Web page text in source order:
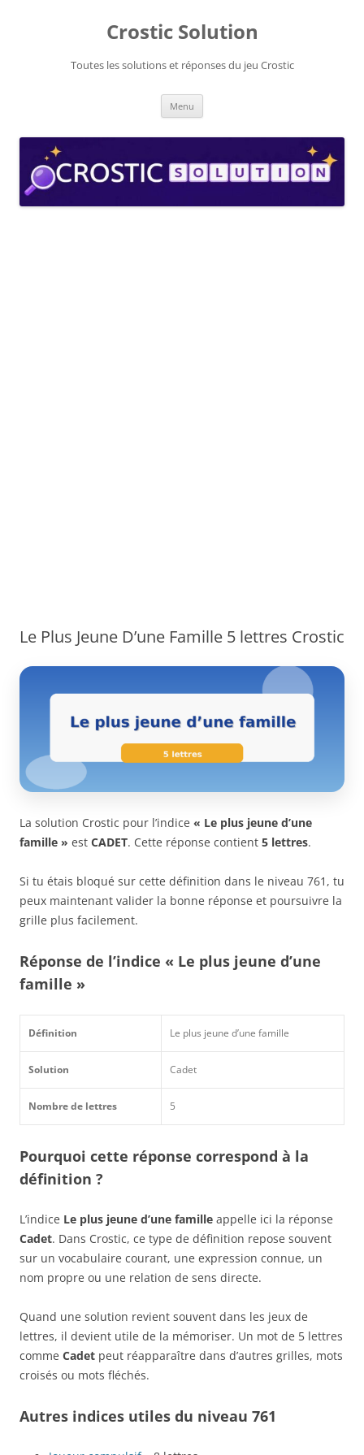
Crostic Solution
Toutes les solutions et réponses du jeu Crostic
Menu
Le Plus Jeune D’une Famille 5 lettres Crostic
La solution Crostic pour l’indice « Le plus jeune d’une
famille » est CADET. Cette réponse contient 5 lettres.
Si tu étais bloqué sur cette définition dans le niveau 761, tu
peux maintenant valider la bonne réponse et poursuivre la
grille plus facilement.
Réponse de l’indice « Le plus jeune d’une
famille »
Définition Le plus jeune d’une famille
Solution Cadet
Nombre de lettres 5
Pourquoi cette réponse correspond à la
définition ?
L’indice Le plus jeune d’une famille appelle ici la réponse
Cadet. Dans Crostic, ce type de définition repose souvent
sur un vocabulaire courant, une expression connue, un
nom propre ou une relation de sens directe.
Quand une solution revient souvent dans les jeux de
lettres, il devient utile de la mémoriser. Un mot de 5 lettres
comme Cadet peut réapparaître dans d’autres grilles, mots
croisés ou mots fléchés.
Autres indices utiles du niveau 761